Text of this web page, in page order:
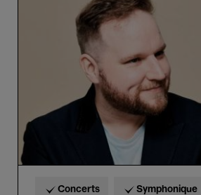
Orchestra,
Vondráček
Concerts Symphonique